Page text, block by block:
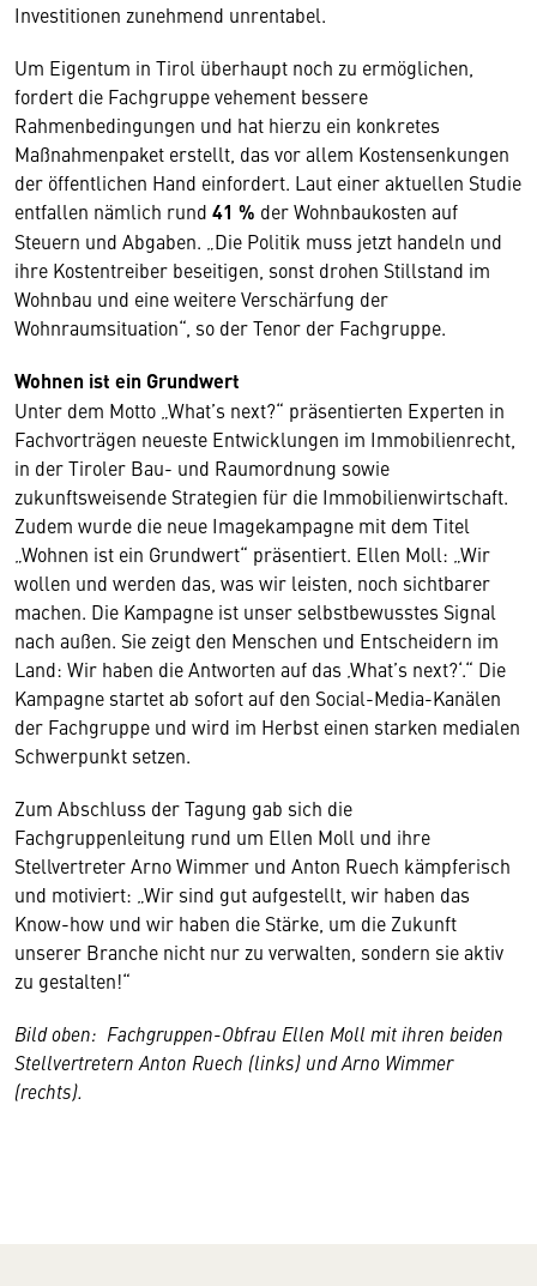
Investitionen zunehmend unrentabel.
Um Eigentum in Tirol überhaupt noch zu ermöglichen,
fordert die Fachgruppe vehement bessere
Rahmenbedingungen und hat hierzu ein konkretes
Maßnahmenpaket erstellt, das vor allem Kostensenkungen
der öffentlichen Hand einfordert. Laut einer aktuellen Studie
entfallen nämlich rund 41 % der Wohnbaukosten auf
Steuern und Abgaben. „Die Politik muss jetzt handeln und
ihre Kostentreiber beseitigen, sonst drohen Stillstand im
Wohnbau und eine weitere Verschärfung der
Wohnraumsituation“, so der Tenor der Fachgruppe.
Wohnen ist ein Grundwert
Unter dem Motto „What’s next?“ präsentierten Experten in
Fachvorträgen neueste Entwicklungen im Immobilienrecht,
in der Tiroler Bau- und Raumordnung sowie
zukunftsweisende Strategien für die Immobilienwirtschaft.
Zudem wurde die neue Imagekampagne mit dem Titel
„Wohnen ist ein Grundwert“ präsentiert. Ellen Moll: „Wir
wollen und werden das, was wir leisten, noch sichtbarer
machen. Die Kampagne ist unser selbstbewusstes Signal
nach außen. Sie zeigt den Menschen und Entscheidern im
Land: Wir haben die Antworten auf das ‚What’s next?‘.“ Die
Kampagne startet ab sofort auf den Social-Media-Kanälen
der Fachgruppe und wird im Herbst einen starken medialen
Schwerpunkt setzen.
Zum Abschluss der Tagung gab sich die
Fachgruppenleitung rund um Ellen Moll und ihre
Stellvertreter Arno Wimmer und Anton Ruech kämpferisch
und motiviert: „Wir sind gut aufgestellt, wir haben das
Know-how und wir haben die Stärke, um die Zukunft
unserer Branche nicht nur zu verwalten, sondern sie aktiv
zu gestalten!“
Bild oben: Fachgruppen-Obfrau Ellen Moll mit ihren beiden
Stellvertretern Anton Ruech (links) und Arno Wimmer
(rechts).